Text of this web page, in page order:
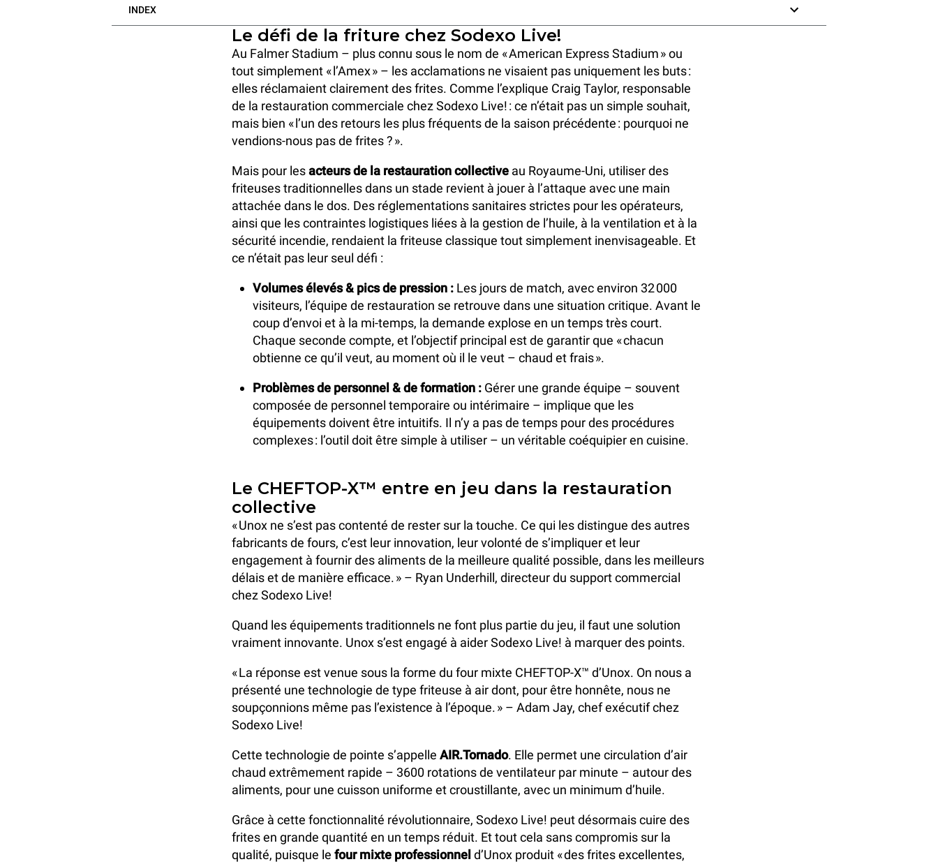
INDEX
Le défi de la friture chez Sodexo Live!
Au Falmer Stadium – plus connu sous le nom de « American Express Stadium » ou
tout simplement « l’Amex » – les acclamations ne visaient pas uniquement les buts :
elles réclamaient clairement des frites. Comme l’explique Craig Taylor, responsable
de la restauration commerciale chez Sodexo Live! : ce n’était pas un simple souhait,
mais bien « l’un des retours les plus fréquents de la saison précédente : pourquoi ne
vendions-nous pas de frites ? ».
Mais pour lesacteurs de la restauration collective au Royaume-Uni, utiliser des
friteuses traditionnelles dans un stade revient à jouer à l’attaque avec une main
attachée dans le dos. Des réglementations sanitaires strictes pour les opérateurs,
ainsi que les contraintes logistiques liées à la gestion de l’huile, à la ventilation et à la
sécurité incendie, rendaient la friteuse classique tout simplement inenvisageable. Et
ce n’était pas leur seul défi :
Volumes élevés & pics de pression : Les jours de match, avec environ 32 000
visiteurs, l’équipe de restauration se retrouve dans une situation critique. Avant le
coup d’envoi et à la mi-temps, la demande explose en un temps très court.
Chaque seconde compte, et l’objectif principal est de garantir que « chacun
obtienne ce qu’il veut, au moment où il le veut – chaud et frais ».
Problèmes de personnel & de formation : Gérer une grande équipe – souvent
composée de personnel temporaire ou intérimaire – implique que les
équipements doivent être intuitifs. Il n’y a pas de temps pour des procédures
complexes : l’outil doit être simple à utiliser – un véritable coéquipier en cuisine.
Le CHEFTOP-X™ entre en jeu dans la restauration
collective
« Unox ne s’est pas contenté de rester sur la touche. Ce qui les distingue des autres
fabricants de fours, c’est leur innovation, leur volonté de s’impliquer et leur
engagement à fournir des aliments de la meilleure qualité possible, dans les meilleurs
délais et de manière efficace. » – Ryan Underhill, directeur du support commercial
chez Sodexo Live!
Quand les équipements traditionnels ne font plus partie du jeu, il faut une solution
vraiment innovante. Unox s’est engagé à aider Sodexo Live! à marquer des points.
« La réponse est venue sous la forme du four mixte CHEFTOP-X™ d’Unox. On nous a
présenté une technologie de type friteuse à air dont, pour être honnête, nous ne
soupçonnions même pas l’existence à l’époque. » – Adam Jay, chef exécutif chez
Sodexo Live!
Cette technologie de pointe s’appelle AIR.Tornado. Elle permet une circulation d’air
chaud extrêmement rapide – 3600 rotations de ventilateur par minute – autour des
aliments, pour une cuisson uniforme et croustillante, avec un minimum d’huile.
Grâce à cette fonctionnalité révolutionnaire, Sodexo Live! peut désormais cuire des
frites en grande quantité en un temps réduit. Et tout cela sans compromis sur la
qualité, puisque le four mixte professionnel d’Unox produit « des frites excellentes,